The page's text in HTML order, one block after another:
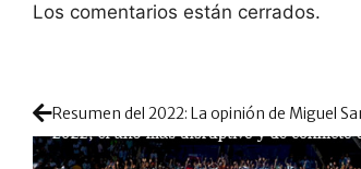
Los comentarios están cerrados.